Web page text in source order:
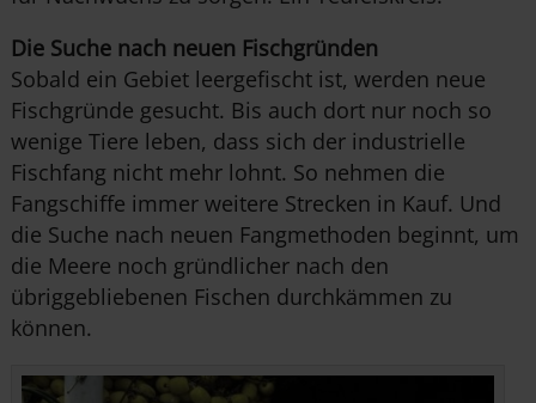
Die Suche nach neuen Fischgründen
Sobald ein Gebiet leergefischt ist, werden neue
Fischgründe gesucht. Bis auch dort nur noch so
wenige Tiere leben, dass sich der industrielle
Fischfang nicht mehr lohnt. So nehmen die
Fangschiffe immer weitere Strecken in Kauf. Und
die Suche nach neuen Fangmethoden beginnt, um
die Meere noch gründlicher nach den
übriggebliebenen Fischen durchkämmen zu
können.